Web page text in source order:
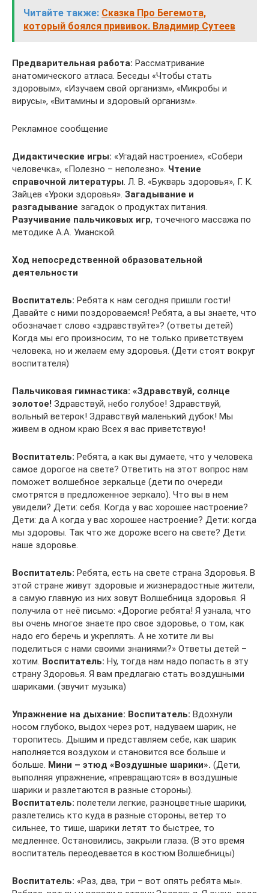
Читайте также: Сказка Про Бегемота,
который боялся прививок. Владимир Сутеев
Предварительная работа: Рассматривание
анатомического атласа. Беседы «Чтобы стать
здоровым», «Изучаем свой организм», «Микробы и
вирусы», «Витамины и здоровый организм».
Рекламное сообщение
Дидактические игры: «Угадай настроение», «Собери
человечка», «Полезно – неполезно». Чтение
справочной литературы. Л. В. «Букварь здоровья», Г. К.
Зайцев «Уроки здоровья». Загадывание и
разгадывание загадок о продуктах питания.
Разучивание пальчиковых игр, точечного массажа по
методике А.А. Уманской.
Ход непосредственной образовательной
деятельности
Воспитатель: Ребята к нам сегодня пришли гости!
Давайте с ними поздороваемся! Ребята, а вы знаете, что
обозначает слово «здравствуйте»? (ответы детей)
Когда мы его произносим, то не только приветствуем
человека, но и желаем ему здоровья. (Дети стоят вокруг
воспитателя)
Пальчиковая гимнастика: «Здравствуй, солнце
золотое! Здравствуй, небо голубое! Здравствуй,
вольный ветерок! Здравствуй маленький дубок! Мы
живем в одном краю Всех я вас приветствую!
Воспитатель: Ребята, а как вы думаете, что у человека
самое дорогое на свете? Ответить на этот вопрос нам
поможет волшебное зеркальце (дети по очереди
смотрятся в предложенное зеркало). Что вы в нем
увидели? Дети: себя. Когда у вас хорошее настроение?
Дети: да А когда у вас хорошее настроение? Дети: когда
мы здоровы. Так что же дороже всего на свете? Дети:
наше здоровье.
Воспитатель: Ребята, есть на свете страна Здоровья. В
этой стране живут здоровые и жизнерадостные жители,
а самую главную из них зовут Волшебница здоровья. Я
получила от неё письмо: «Дорогие ребята! Я узнала, что
вы очень многое знаете про свое здоровье, о том, как
надо его беречь и укреплять. А не хотите ли вы
поделиться с нами своими знаниями?» Ответы детей –
хотим. Воспитатель: Ну, тогда нам надо попасть в эту
страну Здоровья. Я вам предлагаю стать воздушными
шариками. (звучит музыка)
Упражнение на дыхание: Воспитатель: Вдохнули
носом глубоко, выдох через рот, надуваем шарик, не
торопитесь. Дышим и представляем себе, как шарик
наполняется воздухом и становится все больше и
больше. Мини – этюд «Воздушные шарики». (Дети,
выполняя упражнение, «превращаются» в воздушные
шарики и разлетаются в разные стороны).
Воспитатель: полетели легкие, разноцветные шарики,
разлетелись кто куда в разные стороны, ветер то
сильнее, то тише, шарики летят то быстрее, то
медленнее. Остановились, закрыли глаза. (В это время
воспитатель переодевается в костюм Волшебницы)
Воспитатель: «Раз, два, три – вот опять ребята мы».